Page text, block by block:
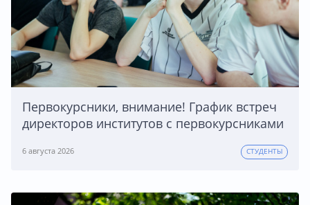
Первокурсники, внимание! График встреч
директоров институтов с первокурсниками
6 августа 2026 СТУДЕНТЫ